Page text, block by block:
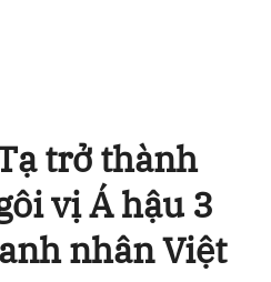
trở thành
vị Á hậu 3
nhân Việt